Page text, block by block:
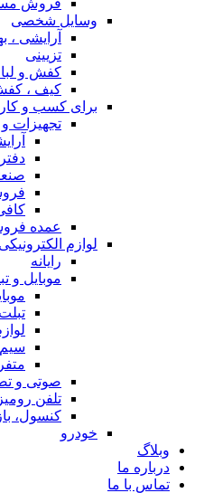
وسایل شخصی
آرایشی ،
تزیینی
کفش و
کیف ،
برای کسب و کار
تجهیزات
عمده
لوازم الکترونیکی
رایانه
موبایل و
تبلت
صوتی و
تلفن
کنسول،
خودرو
وبلاگ
درباره ما
تماس با ما